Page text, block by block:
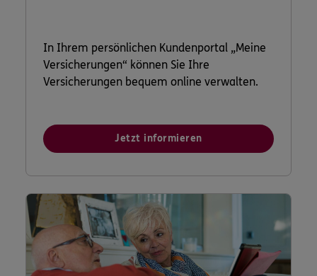
In Ihrem persönlichen Kundenportal „Meine
Versicherungen“ können Sie Ihre
Versicherungen bequem online verwalten.
Jetzt informieren